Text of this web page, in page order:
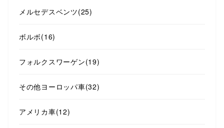
メルセデスベンツ(25)
ボルボ(16)
フォルクスワーゲン(19)
その他ヨーロッパ車(32)
アメリカ車(12)